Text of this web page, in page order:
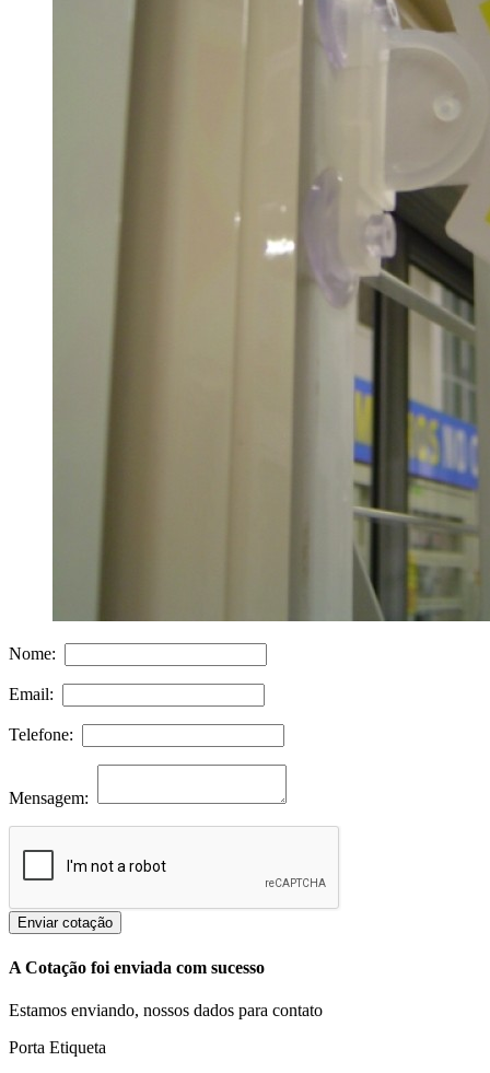
Nome:
Email:
Telefone:
Mensagem:
Enviar cotação
A Cotação foi enviada com sucesso
Estamos enviando, nossos dados para contato
Porta Etiqueta